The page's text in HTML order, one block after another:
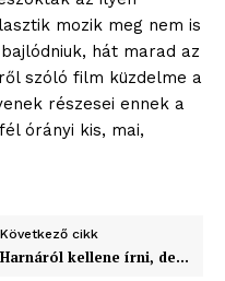
mozik meg nem is
hát marad az
szóló film küzdelme a
részesei ennek a
órányi kis, mai,
Következő cikk
Harnáról kellene írni, de…